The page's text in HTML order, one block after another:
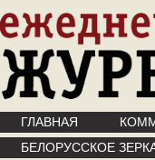
ГЛАВНАЯ
БЕЛОРУССКОЕ